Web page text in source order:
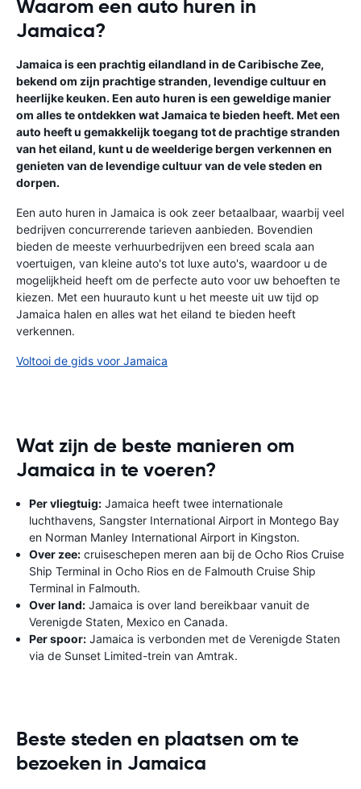
Waarom een auto huren in
Jamaica?
Jamaica is een prachtig eilandland in de Caribische Zee,
bekend om zijn prachtige stranden, levendige cultuur en
heerlijke keuken. Een auto huren is een geweldige manier
om alles te ontdekken wat Jamaica te bieden heeft. Met een
auto heeft u gemakkelijk toegang tot de prachtige stranden
van het eiland, kunt u de weelderige bergen verkennen en
genieten van de levendige cultuur van de vele steden en
dorpen.
Een auto huren in Jamaica is ook zeer betaalbaar, waarbij veel
bedrijven concurrerende tarieven aanbieden. Bovendien
bieden de meeste verhuurbedrijven een breed scala aan
voertuigen, van kleine auto's tot luxe auto's, waardoor u de
mogelijkheid heeft om de perfecte auto voor uw behoeften te
kiezen. Met een huurauto kunt u het meeste uit uw tijd op
Jamaica halen en alles wat het eiland te bieden heeft
verkennen.
Voltooi de gids voor Jamaica
Wat zijn de beste manieren om
Jamaica in te voeren?
Per vliegtuig: Jamaica heeft twee internationale
luchthavens, Sangster International Airport in Montego Bay
en Norman Manley International Airport in Kingston.
Over zee: cruiseschepen meren aan bij de Ocho Rios Cruise
Ship Terminal in Ocho Rios en de Falmouth Cruise Ship
Terminal in Falmouth.
Over land: Jamaica is over land bereikbaar vanuit de
Verenigde Staten, Mexico en Canada.
Per spoor: Jamaica is verbonden met de Verenigde Staten
via de Sunset Limited-trein van Amtrak.
Beste steden en plaatsen om te
bezoeken in Jamaica